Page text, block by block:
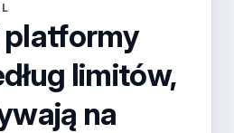
limitów,
na